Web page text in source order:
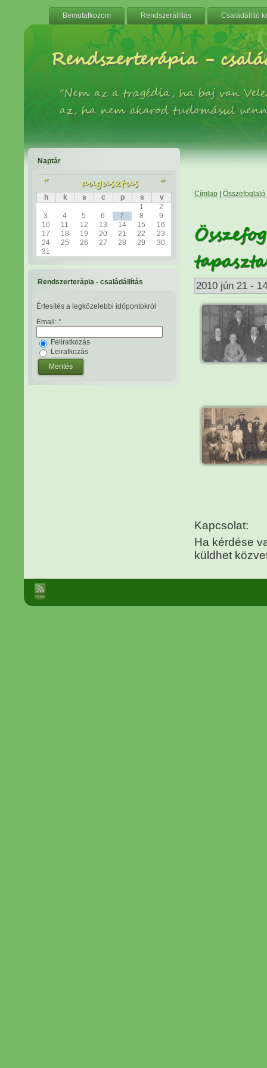
Bemutatkozom Rendszerállítás Családállító
Rendszerterápia -
"Nem az a tragédia, ha baj van
az, ha nem akarod tudomásul
Naptár
« augusztus »
h k s c p s
v
1
2
3
4 5 6 7 8
9
10
11 12 13 14 15
16
17
18 19 20 21 22
23
24
25 26 27 28 29
30
31
Rendszerterápia - családállítás
Értesítés a legközelebbi időpontokról
Email: *
Feliratkozás
Leiratkozás
Címlap
2010 jún 21 -
Kapcsolat:
Ha kérdése
küldhet